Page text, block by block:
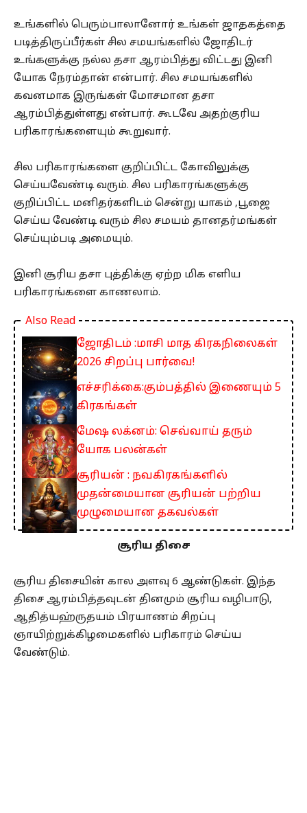
உங்களில் பெரும்பாலானோர் உங்கள் ஜாதகத்தை
படித்திருப்பீர்கள் சில சமயங்களில் ஜோதிடர்
உங்களுக்கு நல்ல தசா ஆரம்பித்து விட்டது இனி
யோக நேரம்தான் என்பார். சில சமயங்களில்
கவனமாக இருங்கள் மோசமான தசா
ஆரம்பித்துள்ளது என்பார். கூடவே அதற்குரிய
பரிகாரங்களையும் கூறுவார்.
சில பரிகாரங்களை குறிப்பிட்ட கோவிலுக்கு
செய்யவேண்டி வரும். சில பரிகாரங்களுக்கு
குறிப்பிட்ட மனிதர்களிடம் சென்று யாகம் ,பூஜை
செய்ய வேண்டி வரும் சில சமயம் தானதர்மங்கள்
செய்யும்படி அமையும்.
இனி சூரிய தசா புத்திக்கு ஏற்ற மிக எளிய
பரிகாரங்களை காணலாம்.
Also Read
ஜோதிடம் :மாசி மாத கிரகநிலைகள்
2026 சிறப்பு பார்வை!
எச்சரிக்கை:கும்பத்தில் இணையும் 5
கிரகங்கள்
மேஷ லக்னம்: செவ்வாய் தரும்
யோக பலன்கள்
சூரியன் : நவகிரகங்களில்
முதன்மையான சூரியன் பற்றிய
முழுமையான தகவல்கள்
சூரிய திசை
சூரிய திசையின் கால அளவு 6 ஆண்டுகள். இந்த
திசை ஆரம்பித்தவுடன் தினமும் சூரிய வழிபாடு,
ஆதித்யஹ்ருதயம் பிரயாணம் சிறப்பு
ஞாயிற்றுக்கிழமைகளில் பரிகாரம் செய்ய
வேண்டும்.